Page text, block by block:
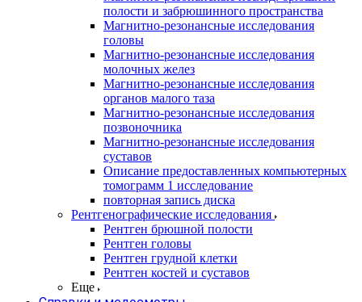
полости и забрюшинного пространства
Магнитно-резонансные исследования
головы
Магнитно-резонансные исследования
молочных желез
Магнитно-резонансные исследования
органов малого таза
Магнитно-резонансные исследования
позвоночника
Магнитно-резонансные исследования
суставов
Описание предоставленных компьютерных
томограмм 1 исследование
повторная запись диска
Рентгенографические исследования
Рентген брюшной полости
Рентген головы
Рентген грудной клетки
Рентген костей и суставов
Еще